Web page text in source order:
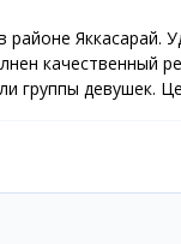
районе
качественный
группы девушек.